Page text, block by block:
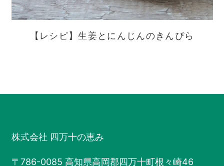
【レシピ】生姜とにんじんのきんぴら
株式会社 四万十の恵み
〒786-0085 高知県高岡郡四万十町根々崎46